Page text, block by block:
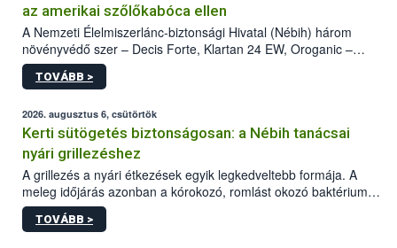
az amerikai szőlőkabóca ellen
A Nemzeti Élelmiszerlánc-biztonsági Hivatal (Nébih) három
növényvédő szer – Decis Forte, Klartan 24 EW, Oroganic –
engedélyokiratát módosította, így azok a szüretet követően,
egészen a vesszőérettség (BBCH 91) stádiumáig
érésű szőlőkben is legyen lehetőség a károsító elleni további
védekezésre. Az Oroganic készítmény kis kiszerelésben kiskerti
felhasználók számára is elérhető és ökológiai termesztésben is
engedélyezett.
TOVÁBB >
2026. augusztus 6, csütörtök
Kerti sütögetés biztonságosan: a Nébih tanácsai
nyári grillezéshez
A grillezés a nyári étkezések egyik legkedveltebb formája. A
meleg időjárás azonban a kórokozó, romlást okozó baktériumok
gyorsabb szaporodásának is kedvez. A szabadtéri sütögetés
ezért nem csupán a megfelelő sütési technikáról szól: legalább
TOVÁBB >